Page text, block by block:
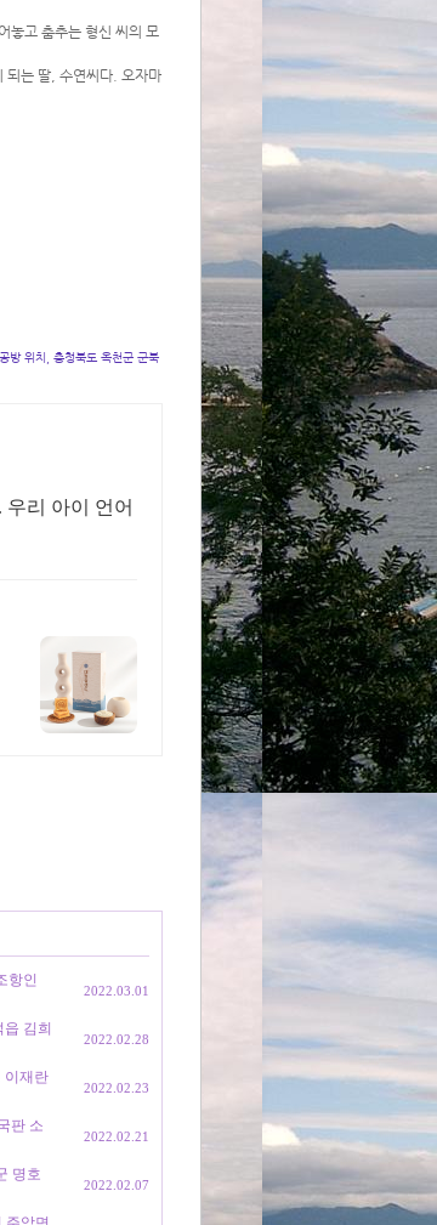
놓고 춤추는 형신 씨의 모
되는 딸, 수연씨다. 오자마
방 위치, 충청북도 옥천군 군북
리 아이 언어
항인
2022.03.01
김희
2022.02.28
이재란
2022.02.23
판 소
2022.02.21
명호
2022.02.07